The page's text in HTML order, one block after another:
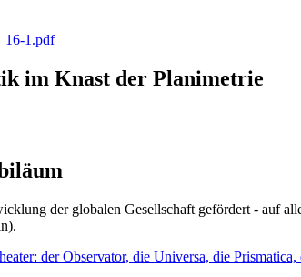
1.pdf
im Knast der Planimetrie
der globalen Gesellschaft gefördert - auf
der Observator, die Universa, die Prismatica,